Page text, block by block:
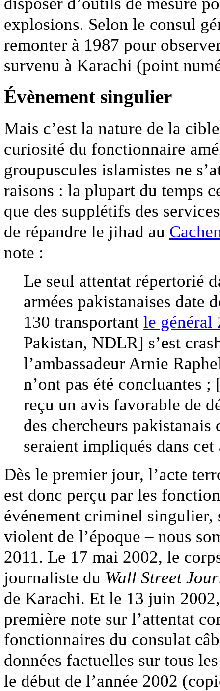
explosions. Selon le consul
remonter à 1987 pour
survenu à Karachi (point
Évènement singulier
Mais c’est la nature de la
curiosité du fonctionnaire
groupuscules islamistes ne
raisons : la plupart du temps
que des supplétifs des
de répandre le jihad au
note :
Le seul attentat répertorié
armées pakistanaises date
130 transportant le général
Pakistan, NDLR] s’est
l’ambassadeur Arnie
n’ont pas été concluantes ;
reçu un avis favorable de
des chercheurs pakistanais
seraient impliqués dans
Dès le premier jour, l’acte
est donc perçu par les
événement criminel singulier,
violent de l’époque – nous
2011. Le 17 mai 2002, le
journaliste du Wall Street
de Karachi. Et le 13 juin
première note sur l’attentat
fonctionnaires du consulat
données factuelles sur tous
le début de l’année 2002